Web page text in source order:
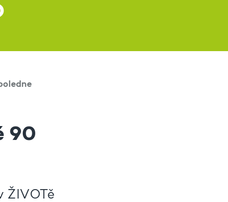
90
ŽIVOTě